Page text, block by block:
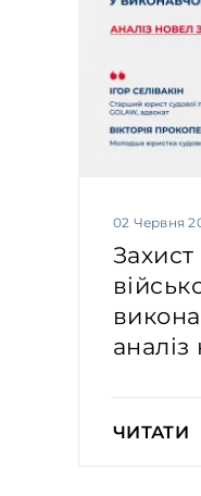
02 Червня
аналіз
ЧИТАТИ